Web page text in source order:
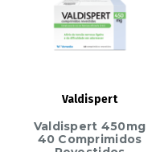
Valdispert
Valdispert 450mg
40 Comprimidos